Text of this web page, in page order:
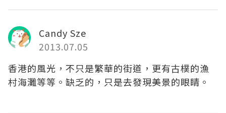
Candy Sze
2013.07.05
香港的風光，不只是繁華的街道，更有古樸的漁
村海灘等等。缺乏的，只是去發現美景的眼睛。